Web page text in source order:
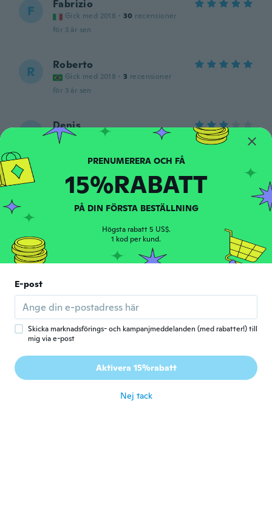
F Fabrizio
Gick med 2018 · 30 recensioner
för 3 år sen
R Roberto
Gick med 2018 · 3 recensioner
för 3 år sen
D Denis
Gick med 2022
recensioner
Jose
Llegó antes del tiempo
C Christopher
L Levita
AMEI O ANEL SO FICOU MUITO GRANDE
PRA MIM
PRENUMERERA OCH FÅ
15%RABATT
PÅ DIN FÖRSTA BESTÄLLNING
Högsta rabatt 5 US$.
1 kod per kund.
E-post
Skicka marknadsförings- och kampanjmeddelanden (med rabatter!) till
mig via e-post
Aktivera 15%rabatt
Nej tack